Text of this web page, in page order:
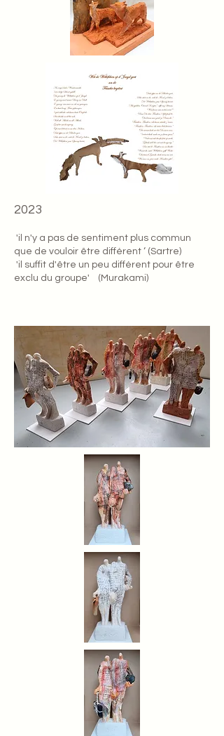
2023
'il n'y a pas de sentiment plus commun
que de vouloir être différent ‘ (Sartre)
'i l suffit d'être un peu différent pour être
exclu du groupe' (Murakami)